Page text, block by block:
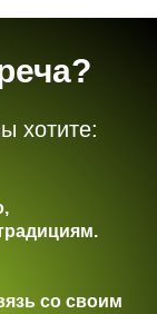
хотите:
со своим